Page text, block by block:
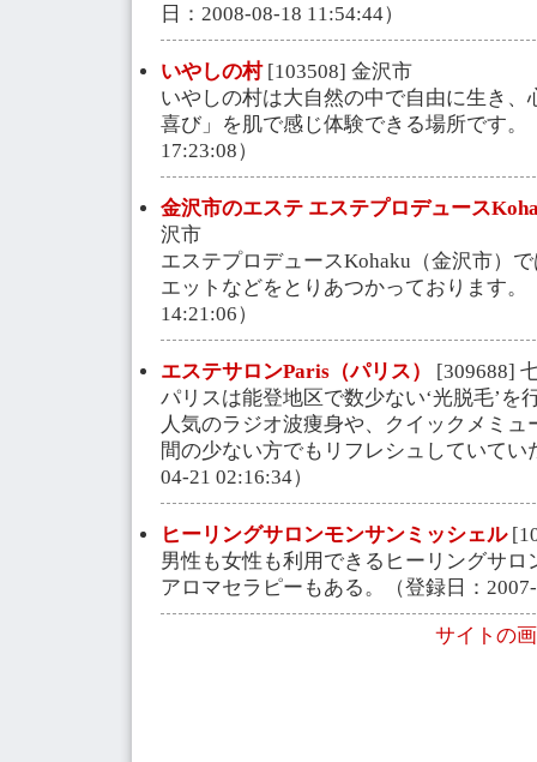
日：2008-08-18 11:54:44）
いやしの村[103508] 金沢市
いやしの村は大自然の中で自由に生き
喜び」を肌で感じ体験できる場所です。
17:23:08）
金沢市のエステ エステプロデュース
沢市
エステプロデュースKohaku（金沢市）
エットなどをとりあつかっております。
14:21:06）
エステサロンParis（パリス）
[309688]
パリスは能登地区で数少ない‘光脱毛’を
人気のラジオ波痩身や、クイックメミ
間の少ない方でもリフレシュしていて
04-21 02:16:34）
ヒーリングサロンモンサンミッシェル
男性も女性も利用できるヒーリングサ
アロマセラピーもある。（登録日：
サイトの